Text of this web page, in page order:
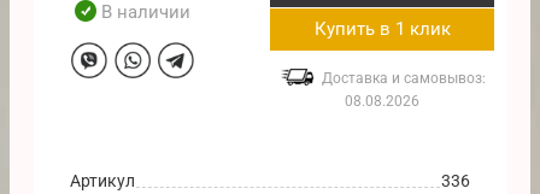
В наличии
Купить в 1 клик
Доставка и самовывоз:
08.08.2026
Артикул
336